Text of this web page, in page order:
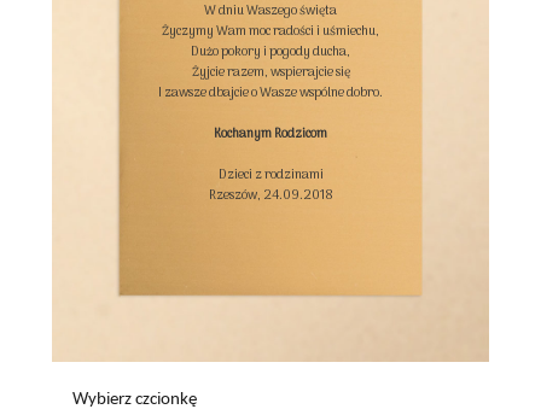
W dniu Waszego święta
Życzymy Wam moc radości i uśmiechu,
Dużo pokory i pogody ducha,
Żyjcie razem, wspierajcie się
I zawsze dbajcie o Wasze wspólne dobro.
Kochanym Rodzicom
Dzieci z rodzinami
Rzeszów, 24.09.2018
Wybierz czcionkę